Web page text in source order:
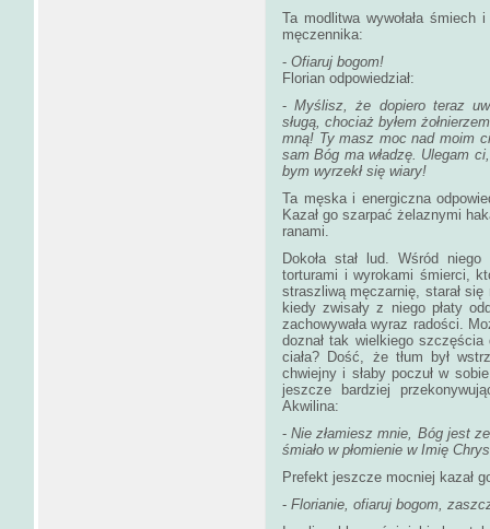
Ta modlitwa wywołała
męczennika:
- Ofiaruj bogom!
Florian odpowiedział:
-Myślisz, że dopiero teraz
sługą, chociaż byłem
mną! Ty masz moc nad moim
sam Bóg ma władzę. Ulegam
bym wyrzekł się wiary!
Ta męska i energiczna
Kazał go szarpać żelaznymi
ranami.
Dokoła stał lud. Wśród
torturami i wyrokami śmierci,
straszliwą męczarnię, starał się
kiedy zwisały z niego płaty
zachowywała wyraz radości.
doznał tak wielkiego
ciała? Dość, że tłum był
chwiejny i słaby poczuł w
jeszcze bardziej
Akwilina:
-Nie złamiesz mnie, Bóg jest
śmiało w płomienie w Imię
Prefekt jeszcze mocniej kazał
- Florianie, ofiaruj bogom,